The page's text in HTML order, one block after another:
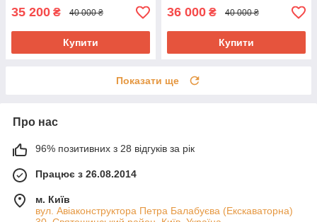
35 200 ₴ 40 000 ₴
Купити
36 000 ₴ 40 000 ₴
Купити
Показати ще
Про нас
96% позитивних з 28 відгуків за рік
Працює з 26.08.2014
м. Київ
вул. Авіаконструктора Петра Балабуєва (Екскаваторна)